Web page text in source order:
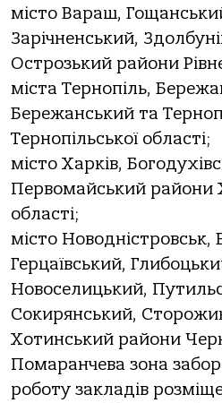
місто Вараш,
Зарічненський,
Острозький райони
міста Тернопіль,
Бережанський та
Тернопільської області;
місто Харків,
Первомайський райони
області;
місто
Герцаївський,
Новоселицький,
Сокирянський,
Хотинський райони
Помаранчева зона
роботу закладів